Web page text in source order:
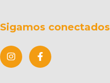
Sigamos conectados